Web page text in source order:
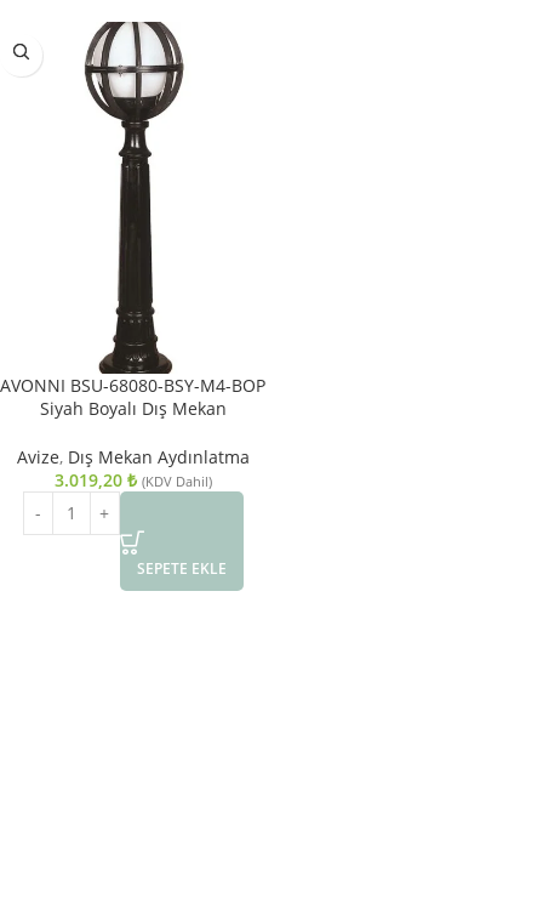
AVONNI BSU-68080-BSY-M4-BOP
Siyah Boyalı Dış Mekan
Cam 23cm
Avize, Dış Mekan Aydınlatma
3.019,20 ₺ (KDV Dahil)
SEPETE EKLE